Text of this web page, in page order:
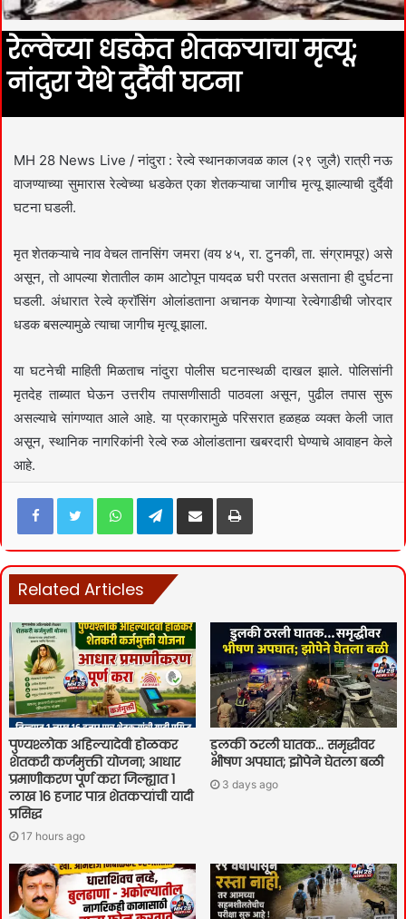
रेल्वेच्या धडकेत शेतकऱ्याचा मृत्यू;
नांदुरा येथे दुर्दैवी घटना
MH 28 News Live / नांदुरा : रेल्वे स्थानकाजवळ काल (२९ जुलै) रात्री नऊ
वाजण्याच्या सुमारास रेल्वेच्या धडकेत एका शेतकऱ्याचा जागीच मृत्यू झाल्याची दुर्दैवी
घटना घडली.
मृत शेतकऱ्याचे नाव वेचल तानसिंग जमरा (वय ४५, रा. टुनकी, ता. संग्रामपूर) असे
असून, तो आपल्या शेतातील काम आटोपून पायदळ घरी परतत असताना ही दुर्घटना
घडली. अंधारात रेल्वे क्रॉसिंग ओलांडताना अचानक येणाऱ्या रेल्वेगाडीची जोरदार
धडक बसल्यामुळे त्याचा जागीच मृत्यू झाला.
या घटनेची माहिती मिळताच नांदुरा पोलीस घटनास्थळी दाखल झाले. पोलिसांनी
मृतदेह ताब्यात घेऊन उत्तरीय तपासणीसाठी पाठवला असून, पुढील तपास सुरू
असल्याचे सांगण्यात आले आहे. या प्रकारामुळे परिसरात हळहळ व्यक्त केली जात
असून, स्थानिक नागरिकांनी रेल्वे रुळ ओलांडताना खबरदारी घेण्याचे आवाहन केले
आहे.
FacebookTwitterWhatsAppTelegramShare via Email Print
Related Articles
पुण्यश्लोक अहिल्यादेवी होळकर
शेतकरी कर्जमुक्ती योजना; आधार
प्रमाणीकरण पूर्ण करा जिल्ह्यात 1
लाख 16 हजार पात्र शेतकऱ्यांची यादी
प्रसिद्ध
17 hours ago
डुलकी ठरली घातक… समृद्धीवर
भीषण अपघात; झोपेने घेतला बळी
3 days ago